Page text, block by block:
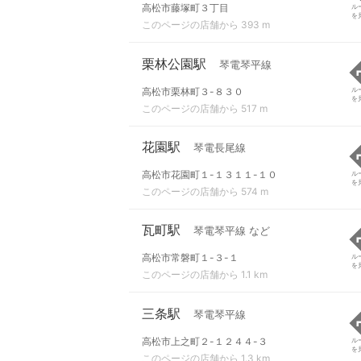
高松市藤塚町３丁目
このページの店舗から 393 m
ル
を
栗林公園駅 琴電琴平線
高松市栗林町３-８３０
このページの店舗から 517 m
ル
を
花園駅 琴電長尾線
高松市花園町１-１３１１-１０
このページの店舗から 574 m
ル
を
瓦町駅 琴電琴平線 など
高松市常磐町１-３-１
このページの店舗から 1.1 km
ル
を
三条駅 琴電琴平線
高松市上之町２-１２４４-３
このページの店舗から 1.3 km
ル
を